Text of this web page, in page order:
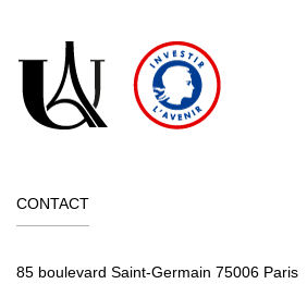
CONTACT
85 boulevard Saint-Germain 75006 Paris